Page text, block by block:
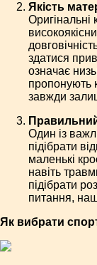
Якість
Оригінальні
здатися
означає
пропонують
завжди
Один із
підібрати
маленькі
навіть
підібрати
питання,
Як вибрати